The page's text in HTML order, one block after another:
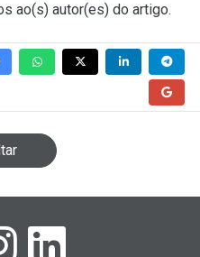
ao(s) autor(es) do artigo.